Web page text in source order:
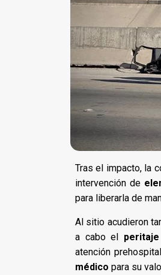
Tras el impacto, la
intervención de
para liberarla de
Al sitio acudieron
a cabo el
atención
médico para su